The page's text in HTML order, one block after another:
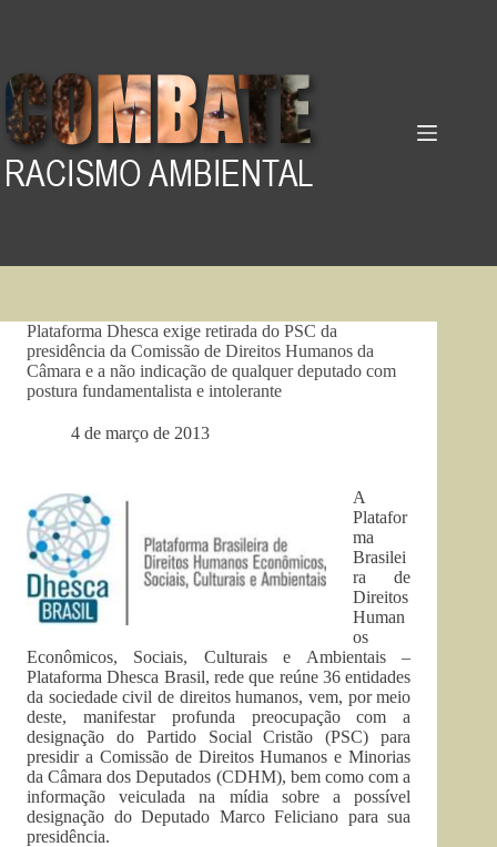
Plataforma Dhesca exige retirada do PSC da
presidência da Comissão de Direitos Humanos da
Câmara e a não indicação de qualquer deputado com
postura fundamentalista e intolerante
4 de março de 2013
A
Platafor
ma
Brasilei
ra de
Direitos
Human
os
Econômicos, Sociais, Culturais e Ambientais –
Plataforma Dhesca Brasil, rede que reúne 36 entidades
da sociedade civil de direitos humanos, vem, por meio
deste, manifestar profunda preocupação com a
designação do Partido Social Cristão (PSC) para
presidir a Comissão de Direitos Humanos e Minorias
da Câmara dos Deputados (CDHM), bem como com a
informação veiculada na mídia sobre a possível
designação do Deputado Marco Feliciano para sua
presidência.